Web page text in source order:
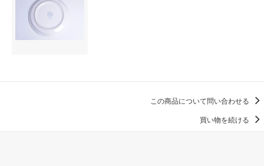
この商品について問い合わせる
買い物を続ける